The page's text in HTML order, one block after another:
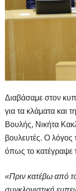
Διαβάσαμε στον
για τα κλάματα και
Βουλής, Νικήτα
βουλευτές. Ο λόγος
όπως το κατέγραψε
«Πριν κατέβω από